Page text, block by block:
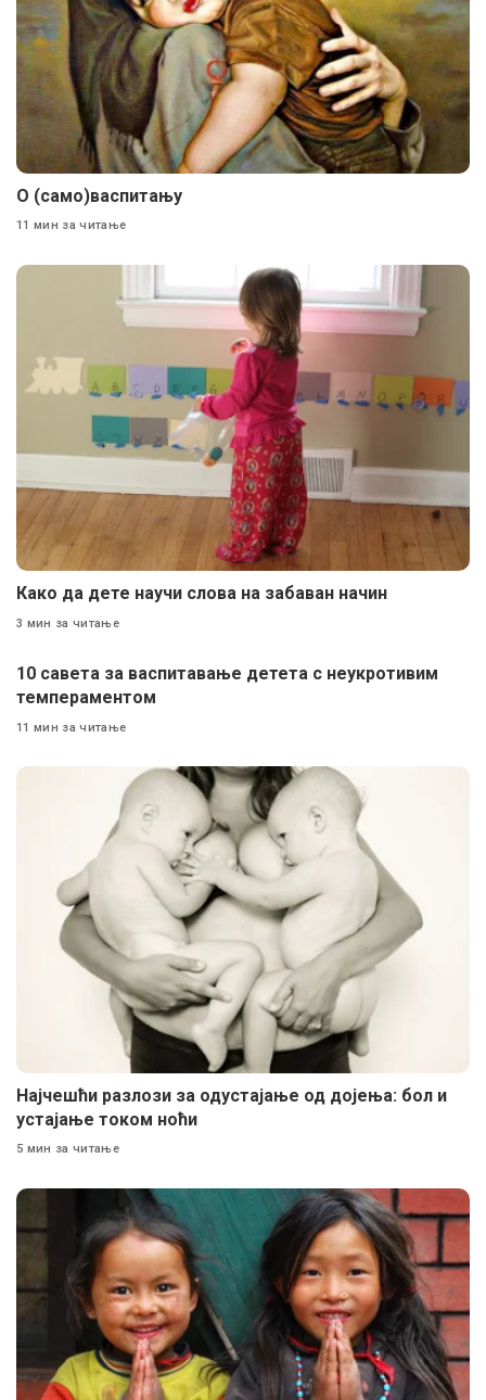
О (само)васпитању
11 мин за читање
Како да дете научи слова на забаван начин
3 мин за читање
10 савета за васпитавање детета с неукротивим
темпераментом
11 мин за читање
Најчешћи разлози за одустајање од дојења: бол и
устајање током ноћи
5 мин за читање